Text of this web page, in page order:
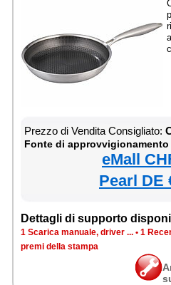
Prezzo di Vendita Consigliato:
Fonte di approvvigionamento
eMall
Pearl DE
Dettagli di supporto
1 Scarica manuale, driver ... • 1
premi della stampa